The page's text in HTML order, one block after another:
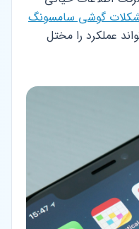
گوشی سامسونگ
عملکرد را مختل